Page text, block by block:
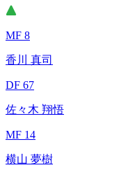
MF 8
香川 真司
DF 67
佐々木 翔悟
MF 14
横山 夢樹